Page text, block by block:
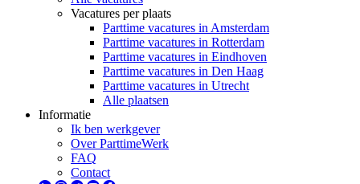
Vacatures per plaats
Parttime vacatures in Amsterdam
Parttime vacatures in Rotterdam
Parttime vacatures in Eindhoven
Parttime vacatures in Den Haag
Parttime vacatures in Utrecht
Alle plaatsen
Informatie
Ik ben werkgever
Over ParttimeWerk
FAQ
Contact